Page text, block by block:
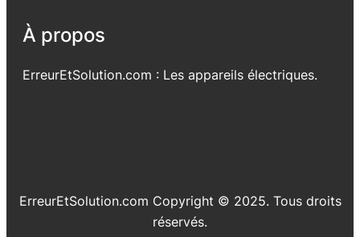
À propos
ErreurEtSolution.com : Les appareils électriques.
ErreurEtSolution.com Copyright © 2025. Tous droits
réservés.